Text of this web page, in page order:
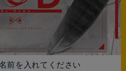
前を入れてください